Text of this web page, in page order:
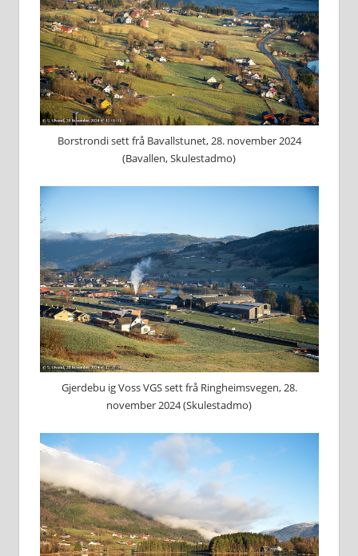
Borstrondi sett frå Bavallstunet, 28. november 2024
(Bavallen, Skulestadmo)
Gjerdebu ig Voss VGS sett frå Ringheimsvegen, 28.
november 2024 (Skulestadmo)